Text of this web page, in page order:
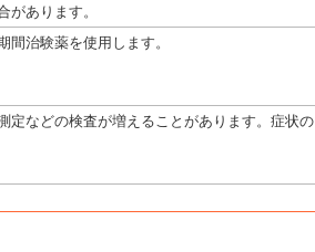
あります。
治験薬を使用します。
定などの検査が増えることがあります。症状の